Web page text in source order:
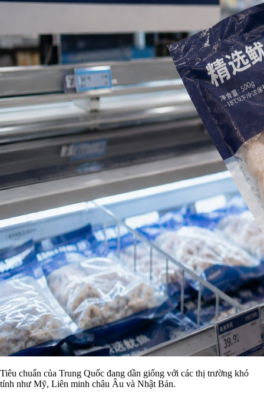
Tiêu chuẩn của Trung Quốc đang dần giống với các thị trường khó
tính như Mỹ, Liên minh châu Âu và Nhật Bản.